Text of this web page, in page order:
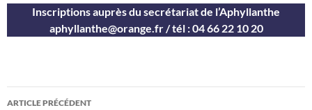
Inscriptions auprès du secrétariat de l’Aphyllanthe
aphyllanthe@orange.fr / tél : 04 66 22 10 20
Navigation
ARTICLE PRÉCÉDENT